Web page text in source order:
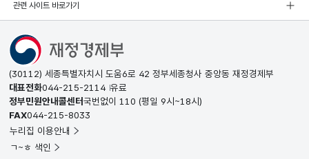
관련 사이트 바로가기
(30112) 세종특별자치시 도움6로 42 정부세종청사 중앙동 재정경제부
대표전화044-215-2114 유료
정부민원안내콜센터국번없이 110 (평일 9시~18시)
FAX044-215-8033
누리집 이용안내
ㄱ~ㅎ 색인